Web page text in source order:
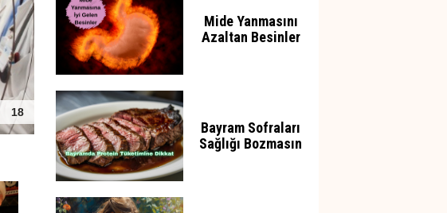
18
Mide Yanmasını
Azaltan Besinler
Bayram Sofraları
Sağlığı Bozmasın